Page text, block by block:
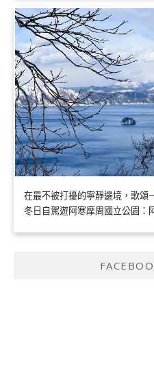
在最不被打擾的寧靜邊境，歌頌
冬日自駕遊阿寒摩周國立公園：